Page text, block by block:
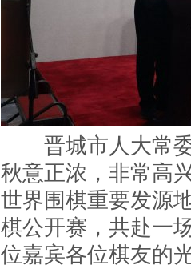
晋城市人大常委
秋意正浓，非常高
世界围棋重要发源
棋公开赛，共赴一
位嘉宾各位棋友的